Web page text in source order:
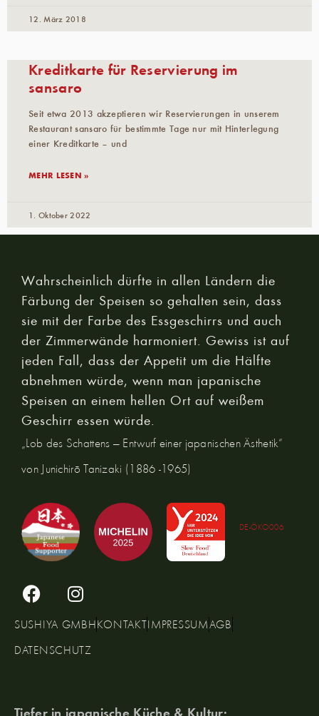
12. März 2018
Kreditkarte für Reservierung im
sansaro
Seit etwa 2013 akzeptieren wir Reservierungen in unserem
Restaurant sansaro für bestimmte Tage nur mit Hinterlegung
einer Kreditkarte – und
MEHR LESEN »
1. Oktober 2022
Wahrscheinlich dürfte in allen Ländern die
Färbung der Speisen so gehalten sein, dass
sie mit der Farbe des Essgeschirrs und auch
der Zimmerwände harmoniert. Gewiss ist auf
jeden Fall, dass der Appetit um die Hälfte
abnehmen würde, wenn man japanische
Speisen an einem hellen Ort auf weißem
Geschirr essen würde.
„Lob des Schattens — Entwurf einer japanischen Ästhetik“
von Junichirō Tanizaki (1886 -1965)
DE-ÖKO006
SUSHIYA GMBHKONTAKTIMPRESSUMAGB
DATENSCHUTZ
Tiefer in japanische Küche & Kultur: